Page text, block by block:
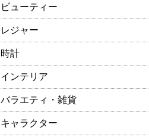
ビューティー
レジャー
時計
インテリア
バラエティ・雑貨
キャラクター